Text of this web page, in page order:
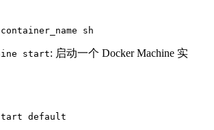
sh
start: 启动一个 Docker Machine 实
start default